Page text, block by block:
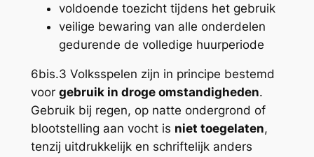
voldoende toezicht tijdens het gebruik
veilige bewaring van alle onderdelen
gedurende de volledige huurperiode
6bis.3 Volksspelen zijn in principe bestemd
voor gebruik in droge omstandigheden.
Gebruik bij regen, op natte ondergrond of
blootstelling aan vocht is niet toegelaten,
tenzij uitdrukkelijk en schriftelijk anders